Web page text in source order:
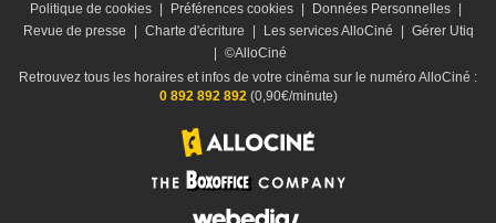
Politique de cookies
Préférences cookies Données Personnelles
Revue de presse
Charte d'écriture Les services AlloCiné
Gérer Utiq
©AlloCiné
Retrouvez tous les horaires et infos de votre cinéma sur le numéro AlloCiné :
0 892 892 892(0,90€/minute)